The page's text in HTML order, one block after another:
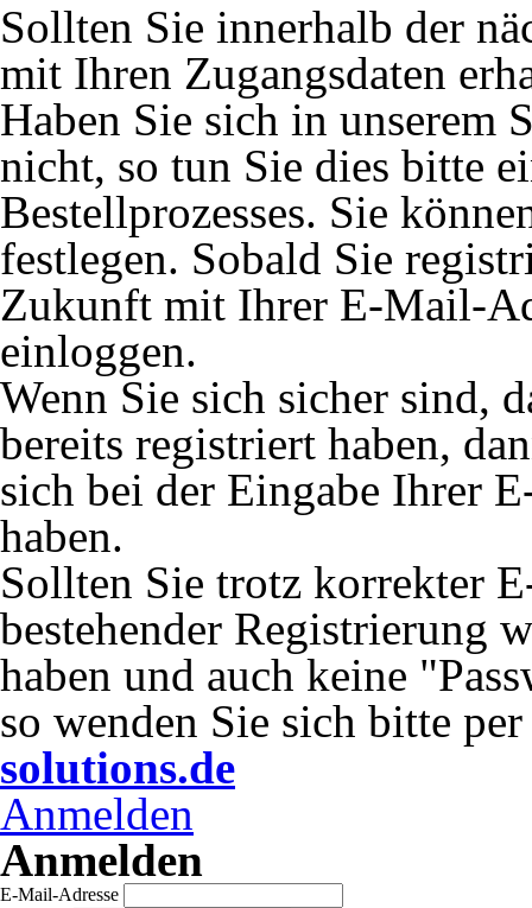
Sollten Sie innerhalb der
mit Ihren Zugangsdaten
Haben Sie sich in unserem
nicht, so tun Sie dies bitte
Bestellprozesses. Sie
festlegen. Sobald Sie
Zukunft mit Ihrer E-Mail-
einloggen.
Wenn Sie sich sicher sind,
bereits registriert haben,
sich bei der Eingabe Ihrer
haben.
Sollten Sie trotz korrekter
bestehender Registrierung
haben und auch keine
so wenden Sie sich bitte
solutions.de
Anmelden
Anmelden
E-Mail-Adresse